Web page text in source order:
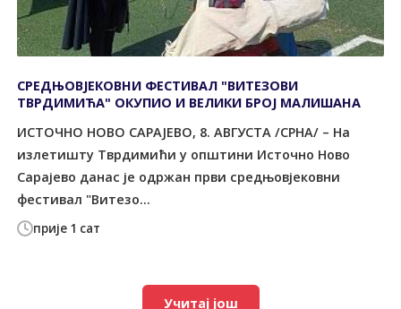
прије 1 сат
СРЕДЊОВЈЕКОВНИ ФЕСТИВАЛ "ВИТЕЗОВИ
ТВРДИМИЋА" ОКУПИО И ВЕЛИКИ БРОЈ МАЛИШАНА
ИСТОЧНО НОВО САРАЈЕВО, 8. АВГУСТА /СРНА/ – На
излетишту Тврдимићи у општини Источно Ново
Сарајево данас је одржан први средњовјековни
фестивал "Витезо...
Учитај још